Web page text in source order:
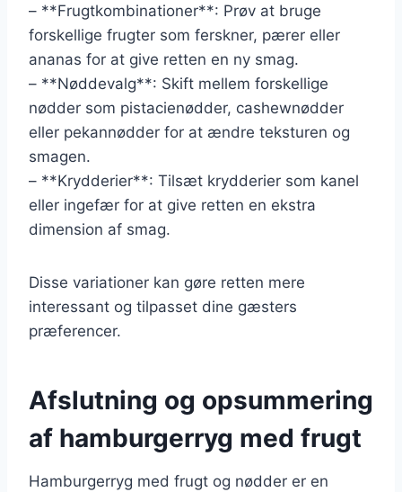
– **Frugtkombinationer**: Prøv at bruge
forskellige frugter som ferskner, pærer eller
ananas for at give retten en ny smag.
– **Nøddevalg**: Skift mellem forskellige
nødder som pistacienødder, cashewnødder
eller pekannødder for at ændre teksturen og
smagen.
– **Krydderier**: Tilsæt krydderier som kanel
eller ingefær for at give retten en ekstra
dimension af smag.
Disse variationer kan gøre retten mere
interessant og tilpasset dine gæsters
præferencer.
Afslutning og opsummering
af hamburgerryg med frugt
Hamburgerryg med frugt og nødder er en